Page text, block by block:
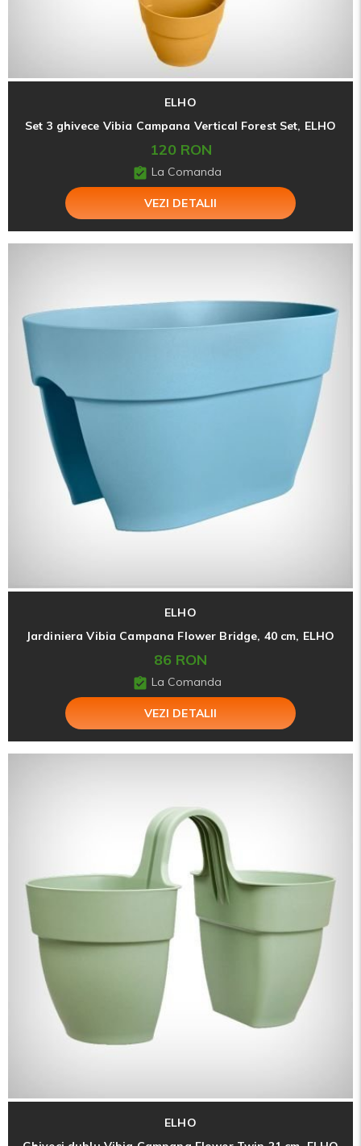
ELHO
Set 3 ghivece Vibia Campana Vertical Forest Set, ELHO
120 RON
La Comanda
VEZI DETALII
ELHO
Jardiniera Vibia Campana Flower Bridge, 40 cm, ELHO
86 RON
La Comanda
VEZI DETALII
ELHO